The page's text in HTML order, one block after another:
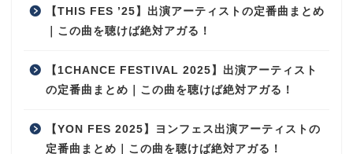
【THIS FES ’25】出演アーティストの定番曲まとめ
｜この曲を聴けば絶対アガる！
【1CHANCE FESTIVAL 2025】出演アーティスト
の定番曲まとめ｜この曲を聴けば絶対アガる！
【YON FES 2025】ヨンフェス出演アーティストの
定番曲まとめ｜この曲を聴けば絶対アガる！